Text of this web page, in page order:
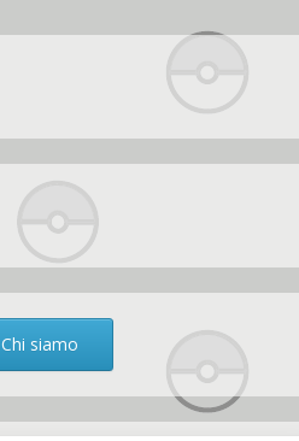
Chi siamo